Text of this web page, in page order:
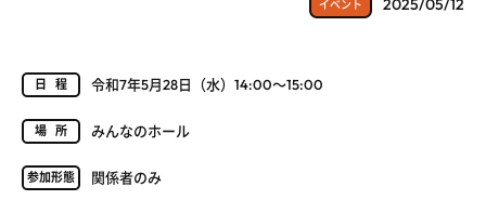
イベント 2025/05/12
日程 令和7年5月28日（水）14:00～15:00
場所 みんなのホール
参加形態 関係者のみ